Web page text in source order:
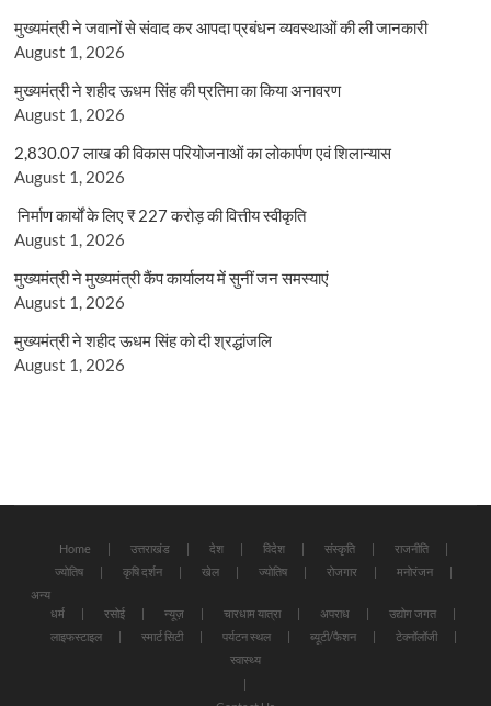
मुख्यमंत्री ने जवानों से संवाद कर आपदा प्रबंधन व्यवस्थाओं की ली जानकारी
August 1, 2026
मुख्यमंत्री ने शहीद ऊधम सिंह की प्रतिमा का किया अनावरण
August 1, 2026
2,830.07 लाख की विकास परियोजनाओं का लोकार्पण एवं शिलान्यास
August 1, 2026
निर्माण कार्यों के लिए ₹ 227 करोड़ की वित्तीय स्वीकृति
August 1, 2026
मुख्यमंत्री ने मुख्यमंत्री कैंप कार्यालय में सुनीं जन समस्याएं
August 1, 2026
मुख्यमंत्री ने शहीद ऊधम सिंह को दी श्रद्धांजलि
August 1, 2026
Home उत्तराखंड देश विदेश संस्कृति
राजनीति
ज्योतिष
कृषि दर्शन खेल ज्योतिष रोजगार
मनोरंजन
अन्य
धर्म
रसोई न्यूज़ चारधाम यात्रा अपराध
उद्योग जगत
लाइफस्टाइल
स्मार्ट सिटी पर्यटन स्थल ब्यूटी/फैशन
टेक्नॉलॉजी
स्वास्थ्य